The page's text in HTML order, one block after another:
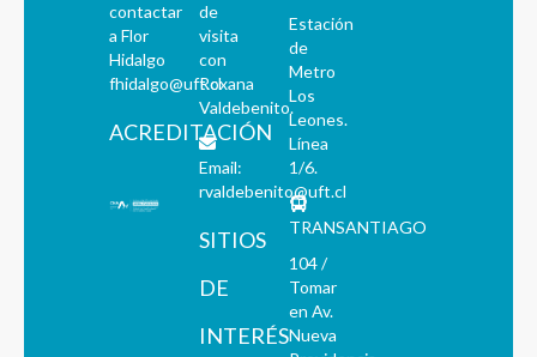
contactar
a Flor
Hidalgo
fhidalgo@uft.cl
ACREDITACIÓN
de
visita
con
Roxana
Valdebenito.
Email:
rvaldebenito@uft.cl
SITIOS
DE
INTERÉS
Estación
de
Metro
Los
Leones.
Línea
1/6.
TRANSANTIAGO
104 /
Tomar
en Av.
Nueva